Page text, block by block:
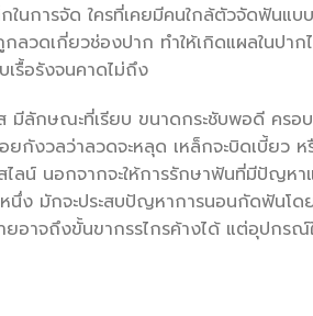
นการจัด ใครที่เคยมีคนใกล้ตัวจัดฟันแบ
ลวดเกี่ยวช่องปาก ทำให้เกิดแผลในปาก
รื้อรังจนคาดไม่ถึง
มีลักษณะที่เรียบ ขนาดกระชับพอดี ครอ
กังวลว่าลวดจะหลุด เหล็กจะบิดเบี้ยว ห
ลน์ นอกจากจะให้การรักษาฟันที่มีปัญหา
ง มักจะประสบปัญหาการนอนกัดฟันโด
ยอาจถึงขั้นขากรรไกรค้างได้ แต่อุปกรณ์